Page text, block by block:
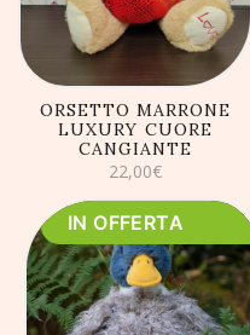
ORSETTO MARRONE
LUXURY CUORE
CANGIANTE
22,00€
IN OFFERTA
AGGIUNGI AL
CARRELLO